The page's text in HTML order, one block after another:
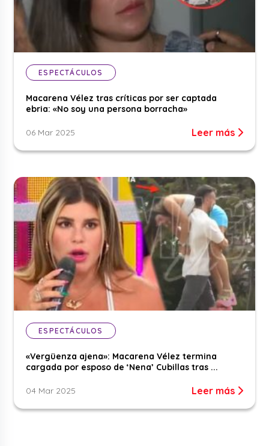
ESPECTÁCULOS
Macarena Vélez tras críticas por ser captada
ebria: «No soy una persona borracha»
06 Mar 2025 Leer más
ESPECTÁCULOS
«Vergüenza ajena»: Macarena Vélez termina
cargada por esposo de ‘Nena’ Cubillas tras ...
04 Mar 2025 Leer más